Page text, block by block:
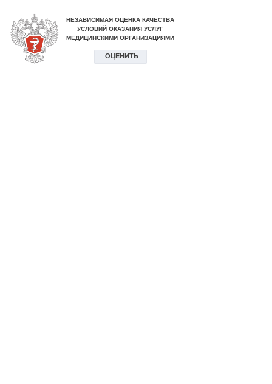
НЕЗАВИСИМАЯ ОЦЕНКА КАЧЕСТВА
УСЛОВИЙ ОКАЗАНИЯ УСЛУГ
МЕДИЦИНСКИМИ ОРГАНИЗАЦИЯМИ
ОЦЕНИТЬ